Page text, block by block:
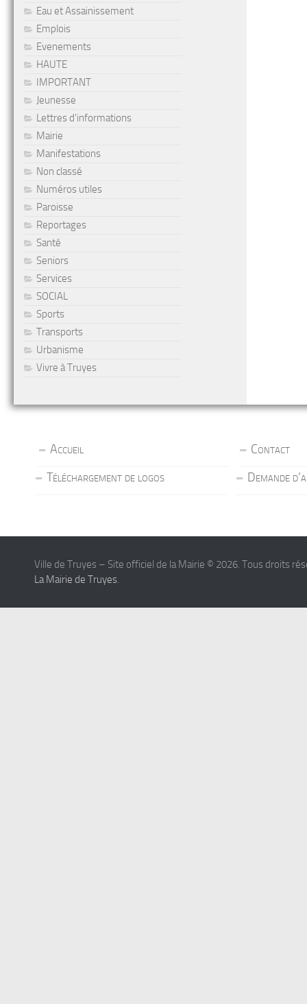
Eau et Assainissement
Emplois
Evenements
HAUTE
IMPORTANT
Jeunesse
Lettres d'informations
Mairie
Manifestations
Non classé
Numéros utiles
Paroisse
Reportages
Santé
Seniors
Services
SOCIAL
Sports
Transports
Urbanisme
Vivre à Truyes
Accueil
Contact
Téléchargement de logos
Demande
Ville de Truyes – Site officiel de la Mairie © 2026. Tous droits
La Mairie de Truyes.